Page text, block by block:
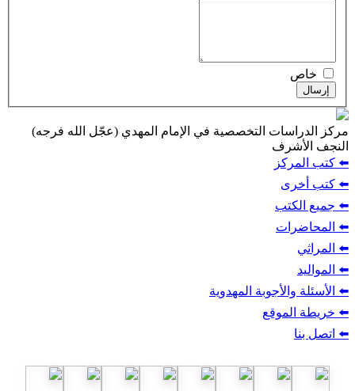
خاص
إرسال
مركز الدراسات التخصصية في الإمام المهدي (عجّل الله فرجه)
النجف الأشرف
⬅️ كتب المركز
⬅️ كتب أخرى
⬅️ جميع الكتب
⬅️ المحاضرات
⬅️ المراثي
⬅️ المواليد
⬅️ الأسئلة والأجوبة المهدوية
⬅️ خريطة الموقع
⬅️ اتصل بنا